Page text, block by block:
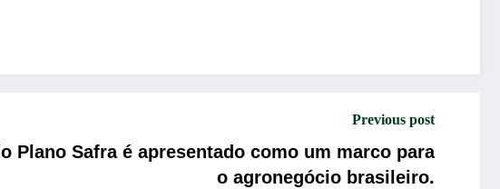
Previous post
Plano Safra é apresentado como um marco para
o agronegócio brasileiro.